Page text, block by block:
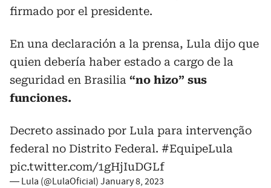
firmado por el presidente.
En una declaración a la prensa, Lula dijo que
quien debería haber estado a cargo de la
seguridad en Brasilia “no hizo” sus
funciones.
Decreto assinado por Lula para intervenção
federal no Distrito Federal. #EquipeLula
pic.twitter.com/1gHjIuDGLf
— Lula (@LulaOficial) January 8, 2023